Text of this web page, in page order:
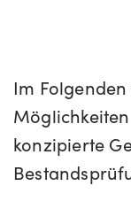
Im
konzipierte